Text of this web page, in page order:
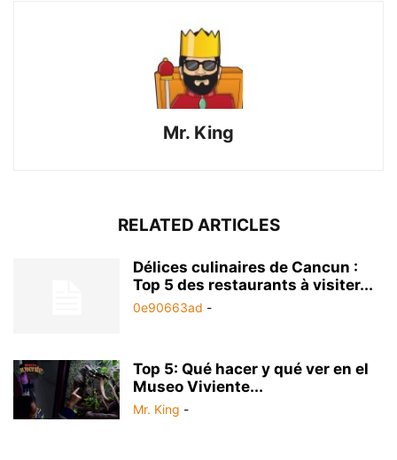
Mr. King
RELATED ARTICLES
Délices culinaires de Cancun :
Top 5 des restaurants à visiter...
0e90663ad -
Top 5: Qué hacer y qué ver en el
Museo Viviente...
Mr. King -